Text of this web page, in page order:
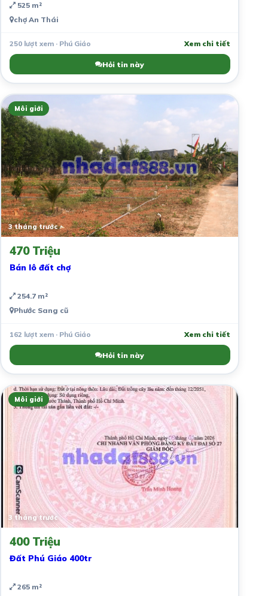
525 m²
chợ An Thái
250 lượt xem · Phú Giáo Xem chi tiết
Hỏi tin này
Môi giới
3 tháng trước
470 Triệu
Bán lô đất chợ
254.7 m²
Phước Sang cũ
162 lượt xem · Phú Giáo Xem chi tiết
Hỏi tin này
Môi giới
3 tháng trước
400 Triệu
Đất Phú Giáo 400tr
265 m²